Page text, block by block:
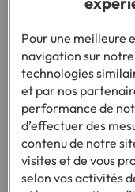
pour
travaux ?
Faites le tri :
circulation en vous
et des objets qui
Pour décorer à
DIY (Do It
construire des
confectionner sa
nombreuses idées
Pour une meilleure
navigation sur
technologies
et par nos
performance de
d’effectuer des
contenu de notre
visites et de vous
selon vos activités